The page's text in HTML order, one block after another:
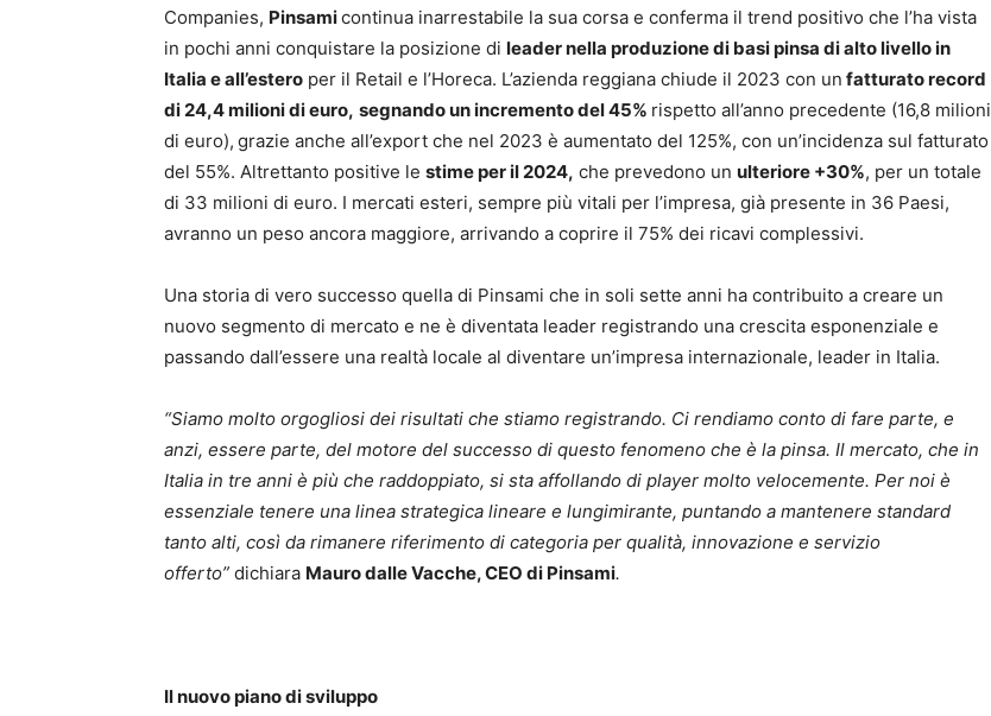
Companies, Pinsamicontinua inarrestabile la sua corsa e conferma il trend positivo che l’ha vista
in pochi anni conquistare la posizione di leader nella produzione di basi pinsa di alto livello in
Italia e all’estero per il Retail e l’Horeca. L’azienda reggiana chiude il 2023 con un fatturato record
di 24,4 milioni di euro, segnando un incremento del 45% rispetto all’anno precedente (16,8 milioni
di euro), grazie anche all’export che nel 2023 è aumentato del 125%, con un’incidenza sul fatturato
del 55%. Altrettanto positive le stime per il 2024, che prevedono un ulteriore +30%, per un totale
di 33 milioni di euro. I mercati esteri, sempre più vitali per l’impresa, già presente in 36 Paesi,
avranno un peso ancora maggiore, arrivando a coprire il 75% dei ricavi complessivi.
Una storia di vero successo quella di Pinsami che in soli sette anni ha contribuito a creare un
nuovo segmento di mercato e ne è diventata leader registrando una crescita esponenziale e
passando dall’essere una realtà locale al diventare un’impresa internazionale, leader in Italia.
“Siamo molto orgogliosi dei risultati che stiamo registrando. Ci rendiamo conto di fare parte, e
anzi, essere parte, del motore del successo di questo fenomeno che è la pinsa. Il mercato, che in
Italia in tre anni è più che raddoppiato, si sta affollando di player molto velocemente. Per noi è
essenziale tenere una linea strategica lineare e lungimirante, puntando a mantenere standard
tanto alti, così da rimanere riferimento di categoria per qualità, innovazione e servizio
offerto” dichiara Mauro dalle Vacche, CEO di Pinsami.
Il nuovo piano di sviluppo